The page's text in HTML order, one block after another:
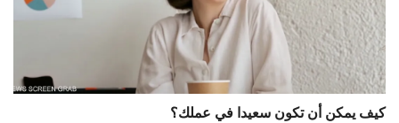
كيف يمكن أن تكون سعيدا في عملك؟